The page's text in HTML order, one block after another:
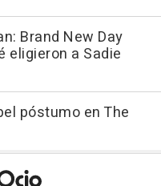
Brand New Day
eligieron a Sadie
póstumo en The